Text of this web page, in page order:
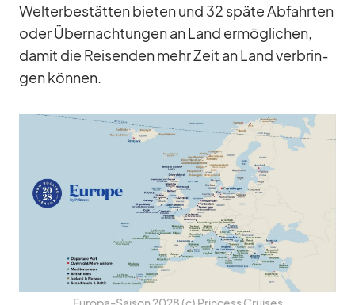
Welt­erbe­stät­ten bie­ten und 32 späte Ab­fahr­ten
oder Über­nach­tun­gen an Land er­mög­li­chen,
da­mit die Rei­sen­den mehr Zeit an Land ver­brin­
gen kön­nen.